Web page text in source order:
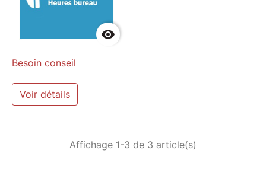

Besoin conseil
Voir détails
Affichage 1-3 de 3 article(s)